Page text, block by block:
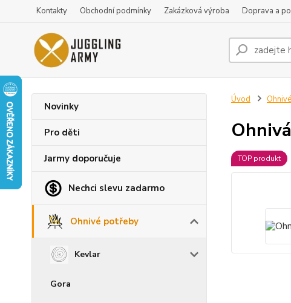
Kontakty Obchodní podmínky Zakázková výroba Doprava a
Novinky
Pro děti
Jarmy doporučuje
Nechci slevu zadarmo
Ohnivé potřeby
Kevlar
Gora
Úvod
TOP produkt